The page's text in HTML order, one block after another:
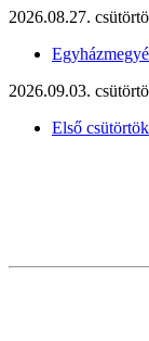
2026.08.27.
2026.09.03.
Első